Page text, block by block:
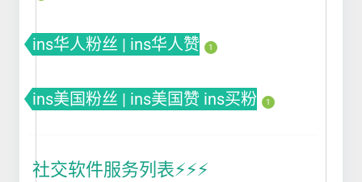
ins华人粉丝 | ins华人赞 1
ins美国粉丝 | ins美国赞 ins买粉 1
社交软件服务列表⚡️⚡️⚡️